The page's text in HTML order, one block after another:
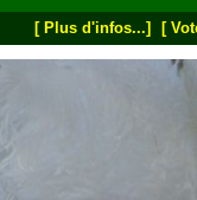
[ Plus d'infos...] [